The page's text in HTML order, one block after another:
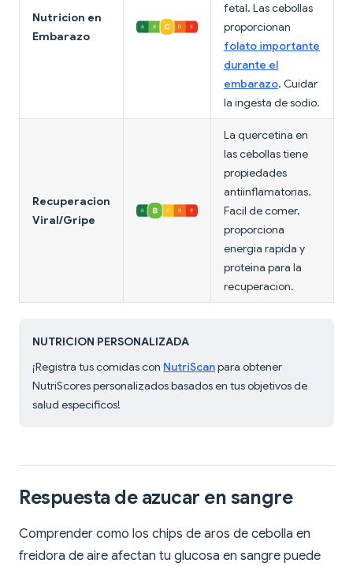
Nutricion en
Embarazo
fetal. Las cebollas
proporcionan
folato importante
durante el
embarazo. Cuidar
la ingesta de sodio.
Recuperacion
Viral/Gripe
La quercetina en
las cebollas tiene
propiedades
antiinflamatorias.
Facil de comer,
proporciona
energia rapida y
proteina para la
recuperacion.
NUTRICION PERSONALIZADA
¡Registra tus comidas con NutriScanpara obtener
NutriScores personalizados basados en tus objetivos de
salud especificos!
Respuesta de azucar en sangre
Comprender como los chips de aros de cebolla en
freidora de aire afectan tu glucosa en sangre puede